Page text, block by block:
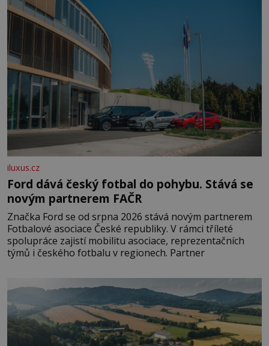
pobřežní oblasti.
iluxus.cz
Ford dává český fotbal do pohybu. Stává se
novým partnerem FAČR
Značka Ford se od srpna 2026 stává novým partnerem
Fotbalové asociace České republiky. V rámci tříleté
spolupráce zajistí mobilitu asociace, reprezentačních
týmů i českého fotbalu v regionech. Partner